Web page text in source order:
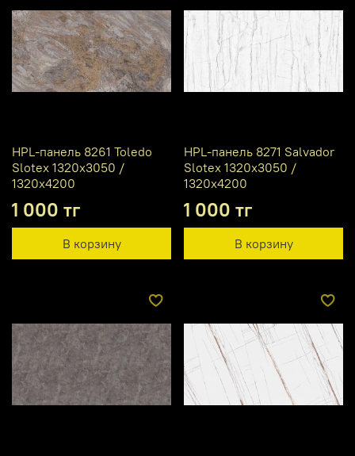
HPL-панель 8261 Toledo
Slotex 1320х3050 /
1320х4200
1 000 тг
В корзину
HPL-панель 8271 Salvador
Slotex 1320х3050 /
1320х4200
1 000 тг
В корзину